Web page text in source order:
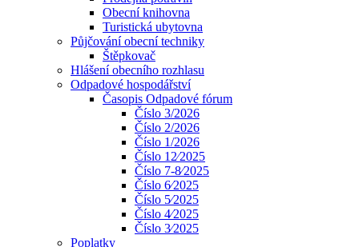
Obecní knihovna
Turistická ubytovna
Půjčování obecní techniky
Štěpkovač
Hlášení obecního rozhlasu
Odpadové hospodářství
Časopis Odpadové fórum
Číslo 3/2026
Číslo 2/2026
Číslo 1/2026
Číslo 12⁄2025
Číslo 7-8⁄2025
Číslo 6⁄2025
Číslo 5⁄2025
Číslo 4⁄2025
Číslo 3⁄2025
Poplatky